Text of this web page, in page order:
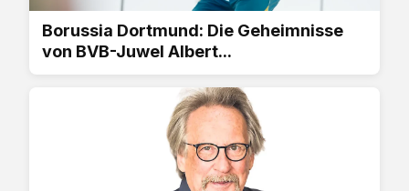
Borussia Dortmund: Die Geheimnisse
von BVB-Juwel Albert...